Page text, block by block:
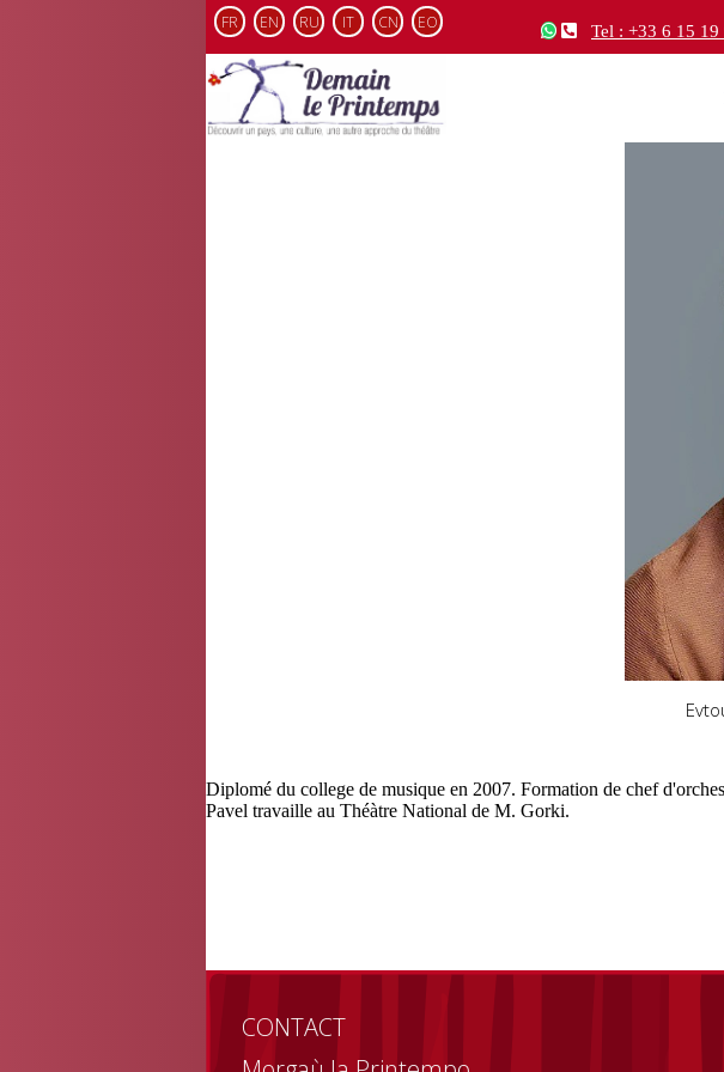
FR EN RU IT CN EO Tel : +33 6 15 19
Diplomé du college de musique en 2007. Formation de chef
Pavel travaille au Théàtre National de M. Gorki.
CONTACT